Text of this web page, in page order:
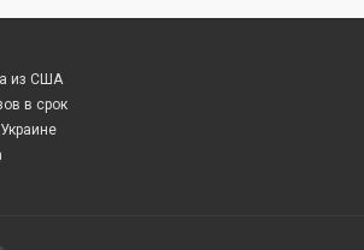
из США
в срок